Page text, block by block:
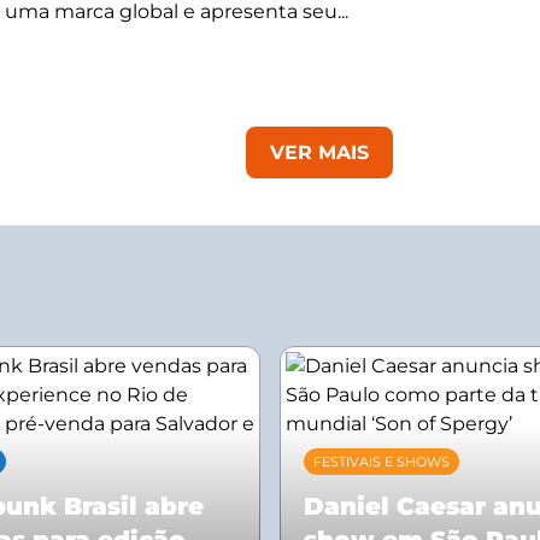
marca global e apresenta seu...
VER MAIS
Brasil abre
FESTIVAIS E SHOWS
Daniel Caesar